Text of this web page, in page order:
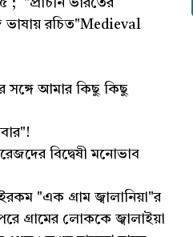
"প্রাচীন ভারতের
ভাষায় রচিত"Medieval
সঙ্গে আমার কিছু কিছু
বিদ্বেষী মনোভাব
"এক গ্রাম জ্বালানিয়া"র
গ্রামের লোককে জ্বালাইয়া